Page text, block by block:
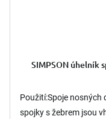
SIMPSON úhelník
Použití:Spoje nosných
spojky s žebrem jsou